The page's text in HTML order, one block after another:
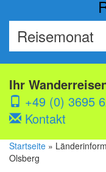
Ihr
+49 (0) 3695
Kontakt
Startseite »
Olsberg